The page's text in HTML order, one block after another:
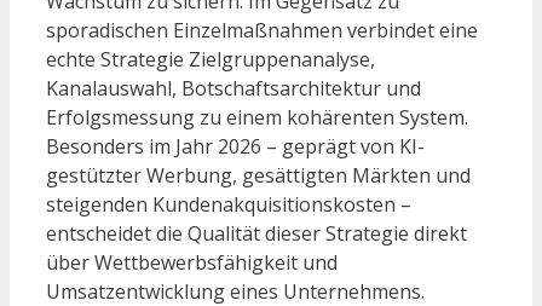
sporadischen Einzelmaßnahmen verbindet eine
echte Strategie Zielgruppenanalyse,
Kanalauswahl, Botschaftsarchitektur und
Erfolgsmessung zu einem kohärenten System.
Besonders im Jahr 2026 – geprägt von KI-
gestützter Werbung, gesättigten Märkten und
steigenden Kundenakquisitionskosten –
entscheidet die Qualität dieser Strategie direkt
über Wettbewerbsfähigkeit und
Umsatzentwicklung eines Unternehmens.